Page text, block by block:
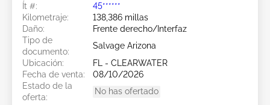
Ít #:
45******
Kilometraje:
138,386 millas
Daño:
Frente derecho/Interfaz
Tipo de
documento:
Salvage Arizona
Ubicación:
FL - CLEARWATER
Fecha de venta:
08/10/2026
Estado de la
oferta:
No has ofertado